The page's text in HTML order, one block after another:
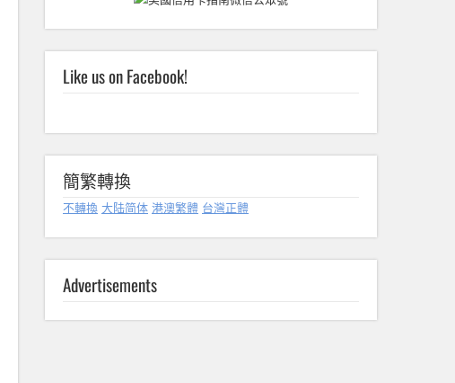
Like us on Facebook!
簡繁轉換
不轉換 大陆简体 港澳繁體 台灣正體
Advertisements